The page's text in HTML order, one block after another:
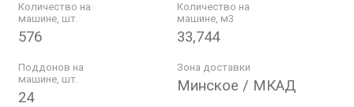
Количество на
машине, шт.
576
Количество на
машине, м3
33,744
Поддонов на
машине, шт.
24
Зона доставки
Минское / МКАД